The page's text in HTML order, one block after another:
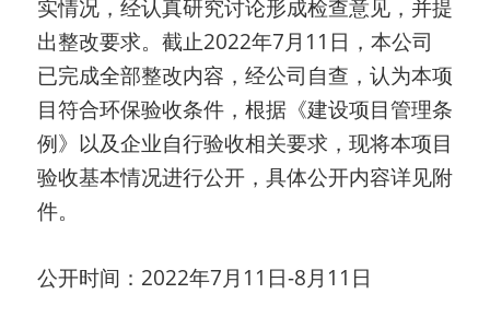
实情况，经认真研究讨论形成检查意见，并提
出整改要求。截止2022年7月 11 日，本公司
已完成全部整改内容，经公司自查，认为本项
目符合环保验收条件，根据《建设项目管理条
例》以及企业自行验收相关要求，现将本项目
验收基本情况进行公开，具体公开内容详见附
件。
公开时间： 2022年7月 11 日-8月 11 日